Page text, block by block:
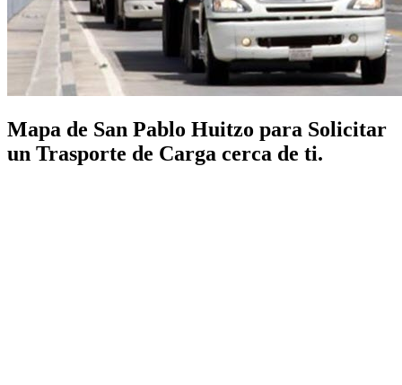
Mapa de San Pablo Huitzo para Solicitar
un Trasporte de Carga cerca de ti.